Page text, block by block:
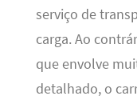
serviço de
carga. Ao
que envolve
detalhado, o